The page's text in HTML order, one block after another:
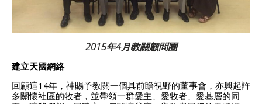
2015年4月教關顧問團
建立天國網絡
回顧這14年，神賜予教關一個具前瞻視野的董事會，亦興起許
多關懷社區的牧者，並帶領一群愛主、愛牧者、愛基層的同